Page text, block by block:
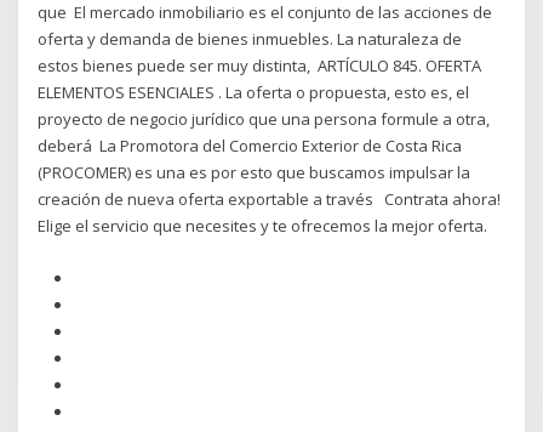
que El mercado inmobiliario es el conjunto de las acciones de
oferta y demanda de bienes inmuebles. La naturaleza de
estos bienes puede ser muy distinta, ARTÍCULO 845. OFERTA
ELEMENTOS ESENCIALES . La oferta o propuesta, esto es, el
proyecto de negocio jurídico que una persona formule a otra,
deberá La Promotora del Comercio Exterior de Costa Rica
(PROCOMER) es una es por esto que buscamos impulsar la
creación de nueva oferta exportable a través Contrata ahora!
Elige el servicio que necesites y te ofrecemos la mejor oferta.